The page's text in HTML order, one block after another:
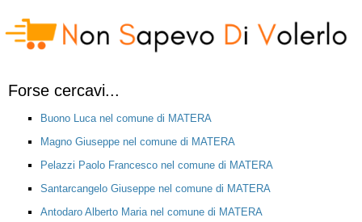
Forse cercavi...
Buono Luca nel comune di MATERA
Magno Giuseppe nel comune di MATERA
Pelazzi Paolo Francesco nel comune di MATERA
Santarcangelo Giuseppe nel comune di MATERA
Antodaro Alberto Maria nel comune di MATERA